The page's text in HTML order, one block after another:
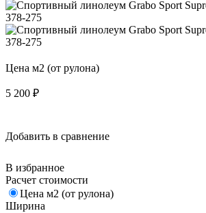
Цена м2 (от рулона)
5 200 ₽
Добавить в сравнение
В избранное
Расчет стоимости
Цена м2 (от рулона)
Ширина